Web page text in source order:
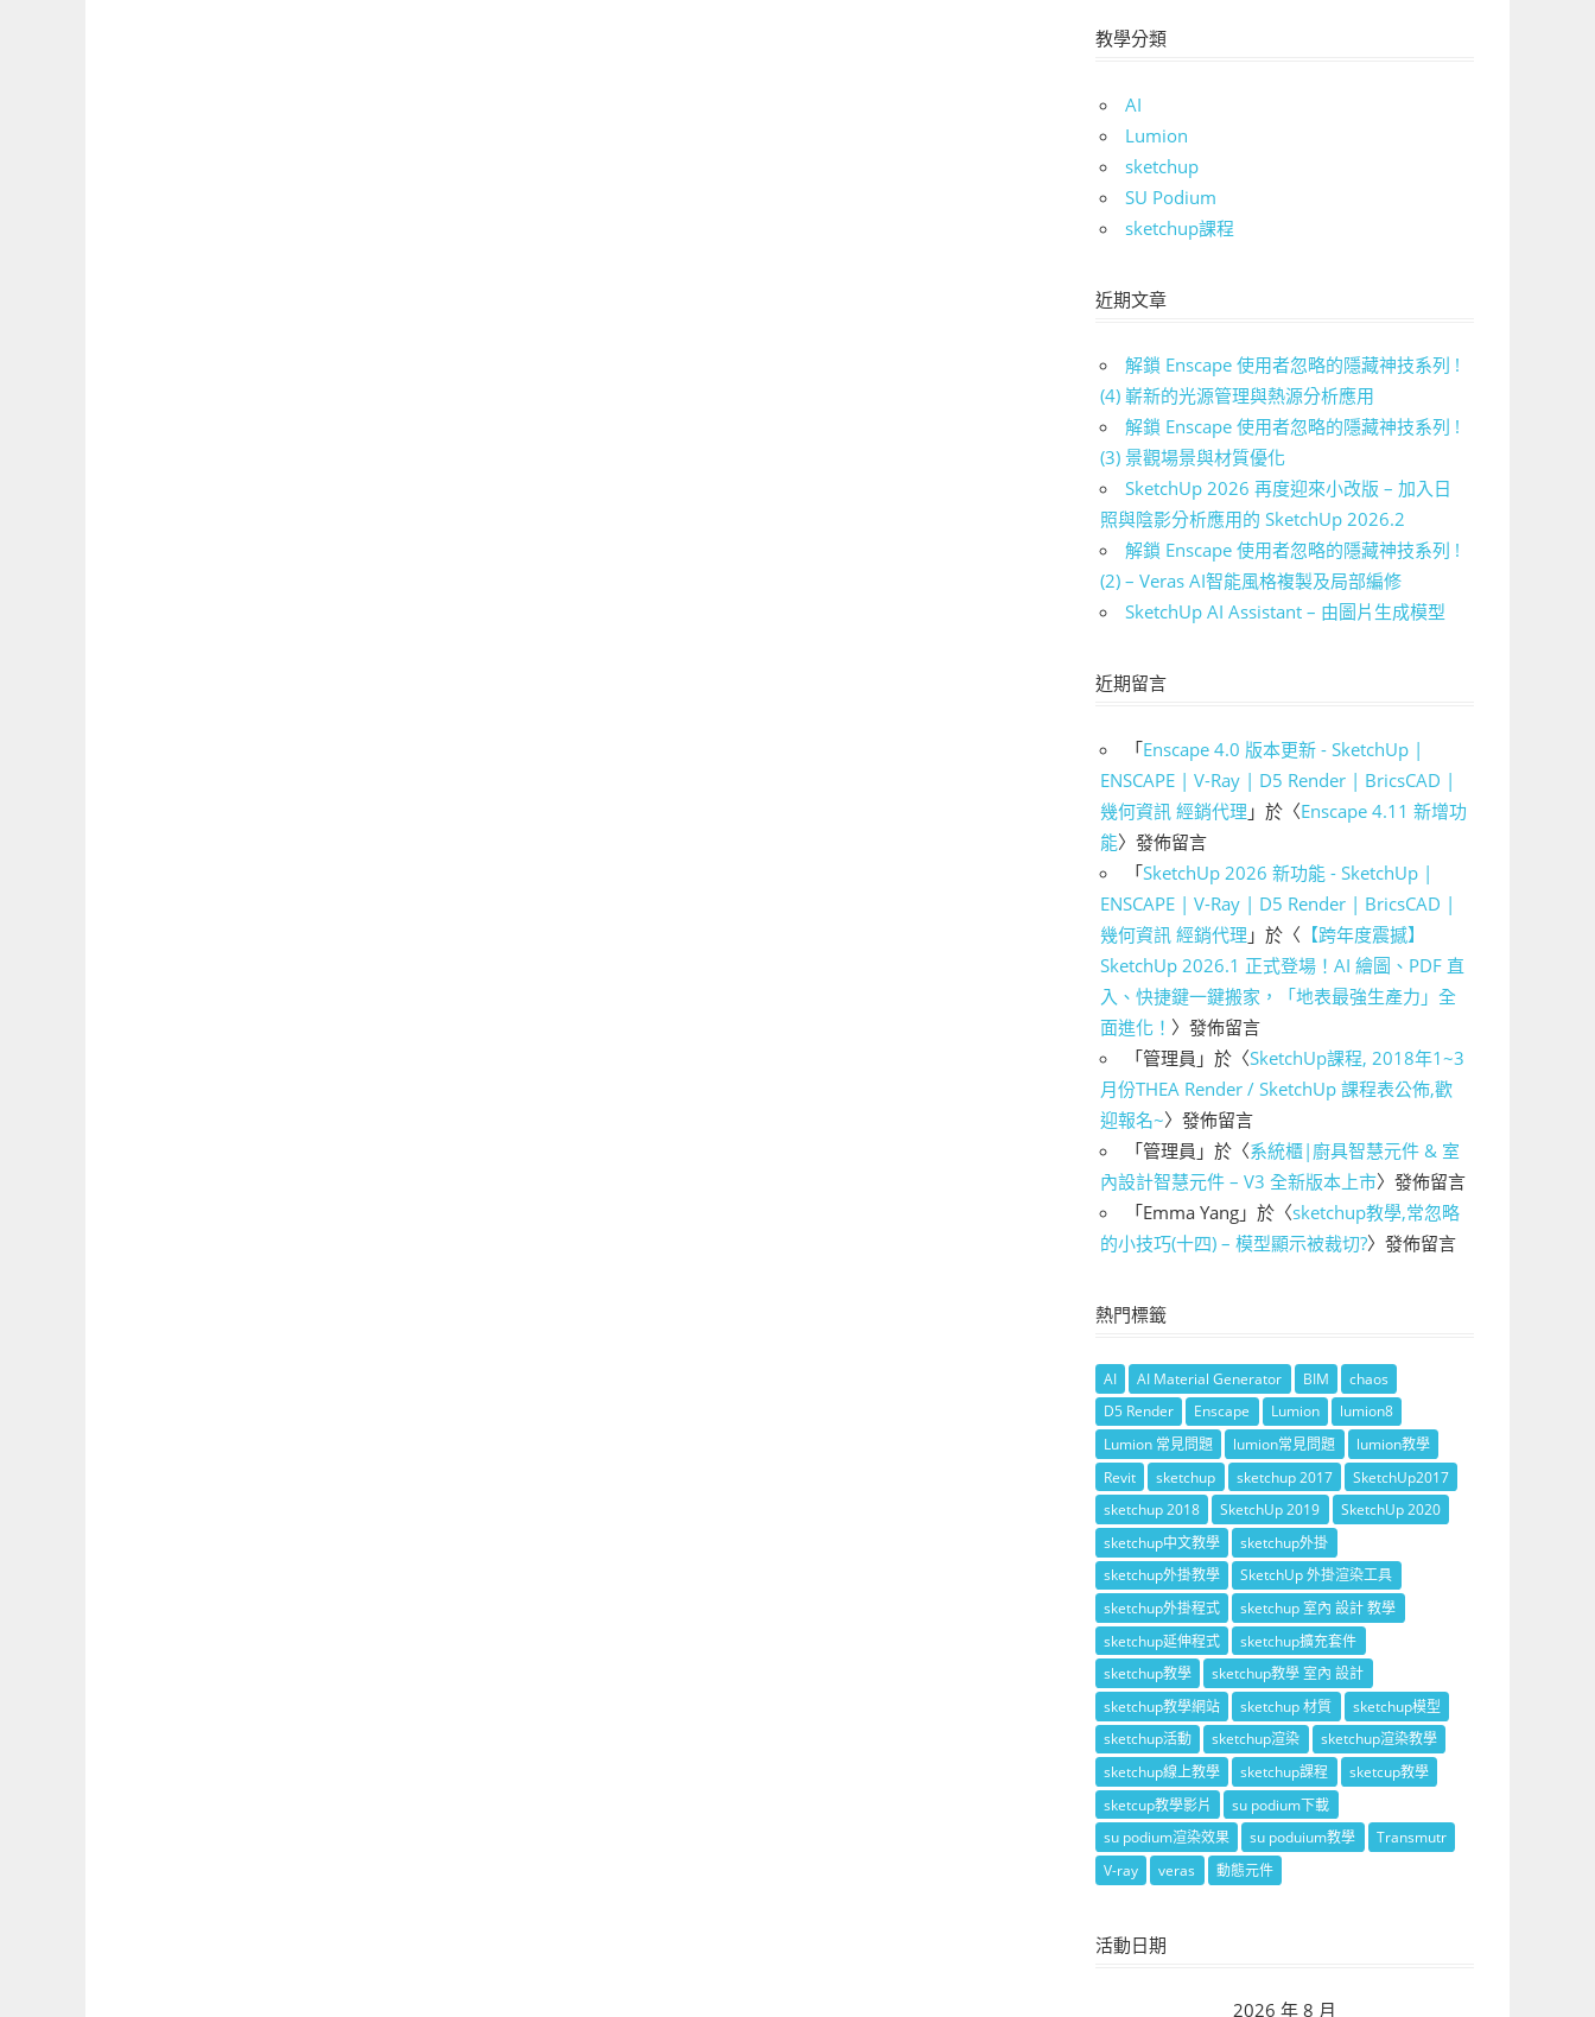
教學分類
AI
Lumion
sketchup
SU Podium
sketchup課程
近期文章
解鎖 Enscape 使用者忽略的隱藏神技系列 !
(4) 嶄新的光源管理與熱源分析應用
解鎖 Enscape 使用者忽略的隱藏神技系列 !
(3) 景觀場景與材質優化
SketchUp 2026 再度迎來小改版 – 加入日
照與陰影分析應用的 SketchUp 2026.2
解鎖 Enscape 使用者忽略的隱藏神技系列 !
(2) – Veras AI智能風格複製及局部編修
SketchUp AI Assistant – 由圖片生成模型
近期留言
「Enscape 4.0 版本更新 - SketchUp |
ENSCAPE | V-Ray | D5 Render | BricsCAD |
幾何資訊 經銷代理 」於〈Enscape 4.11 新增功
能〉發佈留言
「SketchUp 2026 新功能 - SketchUp |
ENSCAPE | V-Ray | D5 Render | BricsCAD |
幾何資訊 經銷代理 」於〈 【跨年度震撼】
SketchUp 2026.1 正式登場！AI 繪圖、PDF 直
入、快捷鍵一鍵搬家，「地表最強生產力」全
面進化！ 〉發佈留言
「管理員 」於〈SketchUp課程, 2018年1~3
月份THEA Render / SketchUp 課程表公佈,歡
迎報名~〉發佈留言
「管理員 」於〈系統櫃|廚具智慧元件 & 室
內設計智慧元件 – V3 全新版本上市〉發佈留言
「Emma Yang 」於〈sketchup教學,常忽略
的小技巧(十四) – 模型顯示被裁切?〉發佈留言
熱門標籤
AI AI Material Generator BIM
chaos
D5 Render
Enscape Lumion
lumion8
Lumion 常見問題
lumion常見問題
lumion教學
Revit
sketchup sketchup 2017
SketchUp2017
sketchup 2018
SketchUp 2019
SketchUp 2020
sketchup中文教學
sketchup外掛
sketchup外掛教學
SketchUp 外掛渲染工具
sketchup外掛程式
sketchup 室內 設計 教學
sketchup延伸程式
sketchup擴充套件
sketchup教學
sketchup教學 室內 設計
sketchup教學網站
sketchup 材質
sketchup模型
sketchup活動
sketchup渲染
sketchup渲染教學
sketchup線上教學
sketchup課程
sketcup教學
sketcup教學影片
su podium下載
su podium渲染效果
su poduium教學
Transmutr
V-ray
veras 動態元件
活動日期
2026 年 8 月